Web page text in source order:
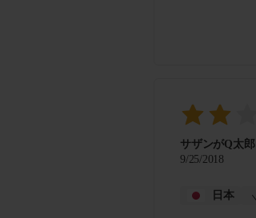
サザンがQ太郎
9/25/2018
日本